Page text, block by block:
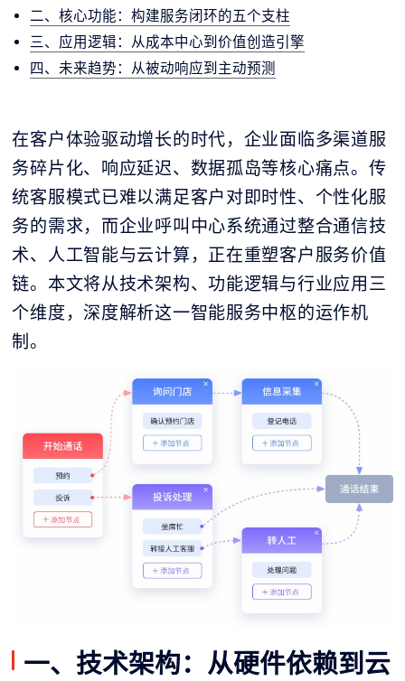
二、核心功能：构建服务闭环的五个支柱
三、应用逻辑：从成本中心到价值创造引擎
四、未来趋势：从被动响应到主动预测
在客户体验驱动增长的时代，企业面临多渠道服
务碎片化、响应延迟、数据孤岛等核心痛点。传
统客服模式已难以满足客户对即时性、个性化服
务的需求，而企业呼叫中心系统通过整合通信技
术、人工智能与云计算，正在重塑客户服务价值
链。本文将从技术架构、功能逻辑与行业应用三
个维度，深度解析这一智能服务中枢的运作机
制。
一、技术架构：从硬件依赖到云